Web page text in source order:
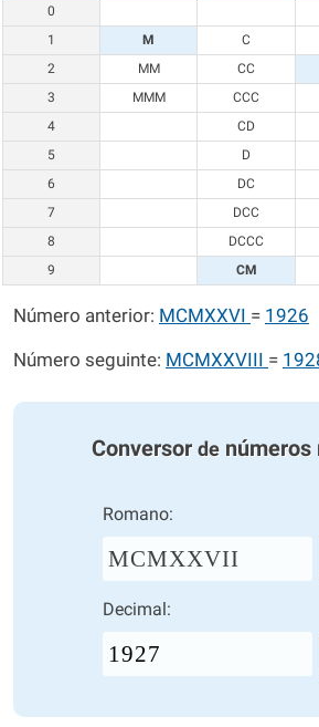
0
1
M C
2
MM CC
3
MMM CCC
4
CD
5
D
6
DC
7
DCC
8
DCCC
9
CM
Número anterior: MCMXXVI = 1926
Número seguinte: MCMXXVIII =
Conversor de números
Romano:
MCMXXVII
Decimal: